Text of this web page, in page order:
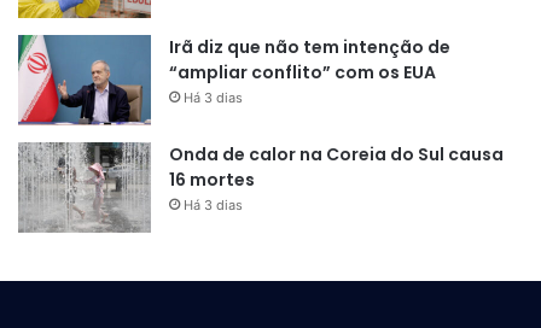
Irã diz que não tem intenção de
“ampliar conflito” com os EUA
Há 3 dias
Onda de calor na Coreia do Sul causa
16 mortes
Há 3 dias